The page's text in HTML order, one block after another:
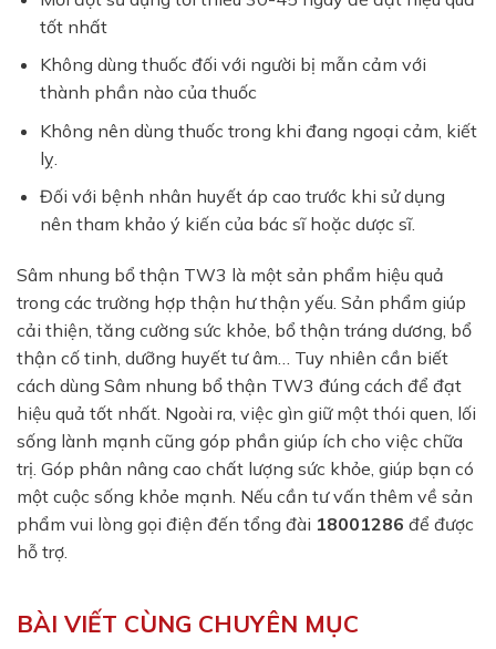
tốt nhất
Không dùng thuốc đối với người bị mẫn cảm với
thành phần nào của thuốc
Không nên dùng thuốc trong khi đang ngoại cảm, kiết
lỵ.
Đối với bệnh nhân huyết áp cao trước khi sử dụng
nên tham khảo ý kiến của bác sĩ hoặc dược sĩ.
Sâm nhung bổ thận TW3 là một sản phẩm hiệu quả
trong các trường hợp thận hư thận yếu. Sản phẩm giúp
cải thiện, tăng cường sức khỏe, bổ thận tráng dương, bổ
thận cố tinh, dưỡng huyết tư âm… Tuy nhiên cần biết
cách dùng Sâm nhung bổ thận TW3 đúng cách để đạt
hiệu quả tốt nhất. Ngoài ra, việc gìn giữ một thói quen, lối
sống lành mạnh cũng góp phần giúp ích cho việc chữa
trị. Góp phân nâng cao chất lượng sức khỏe, giúp bạn có
một cuộc sống khỏe mạnh. Nếu cần tư vấn thêm về sản
phẩm vui lòng gọi điện đến tổng đài 18001286 để được
hỗ trợ.
BÀI VIẾT CÙNG CHUYÊN MỤC